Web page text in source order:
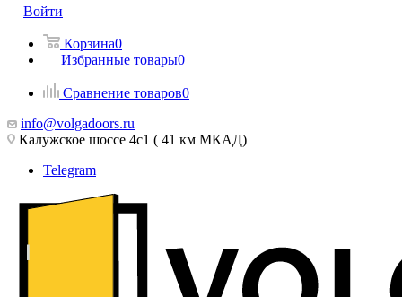
Войти
Корзина0
Избранные товары0
Сравнение товаров0
info@volgadoors.ru
Калужское шоссе 4с1 ( 41 км МКАД)
Telegram